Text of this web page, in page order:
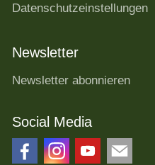
Datenschutzeinstellungen
Newsletter
Newsletter abonnieren
Social Media